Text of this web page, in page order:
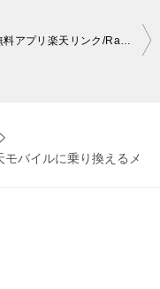
通話無料アプリ楽天リンク/Rakuten Linkは本当にいい？評判・評価
バイルに乗り換えるメ